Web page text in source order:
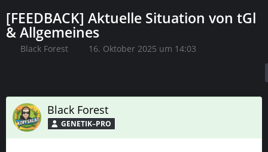
[FEEDBACK] Aktuelle Situation von tGl
& Allgemeines
Black Forest 16. Oktober 2025 um 14:03
Black Forest
GENETIK–PRO